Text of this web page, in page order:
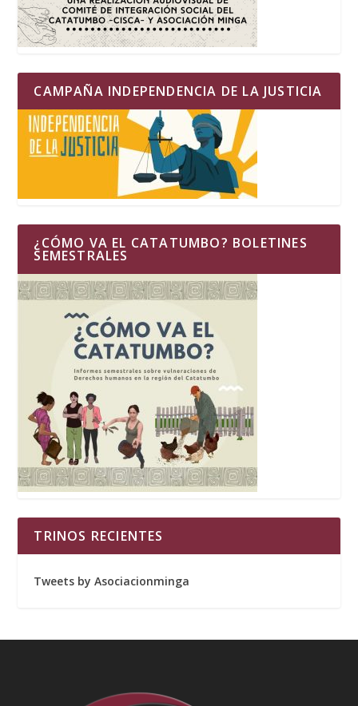
CAMPAÑA INDEPENDENCIA DE LA JUSTICIA
¿CÓMO VA EL CATATUMBO? BOLETINES
SEMESTRALES
TRINOS RECIENTES
Tweets by Asociacionminga